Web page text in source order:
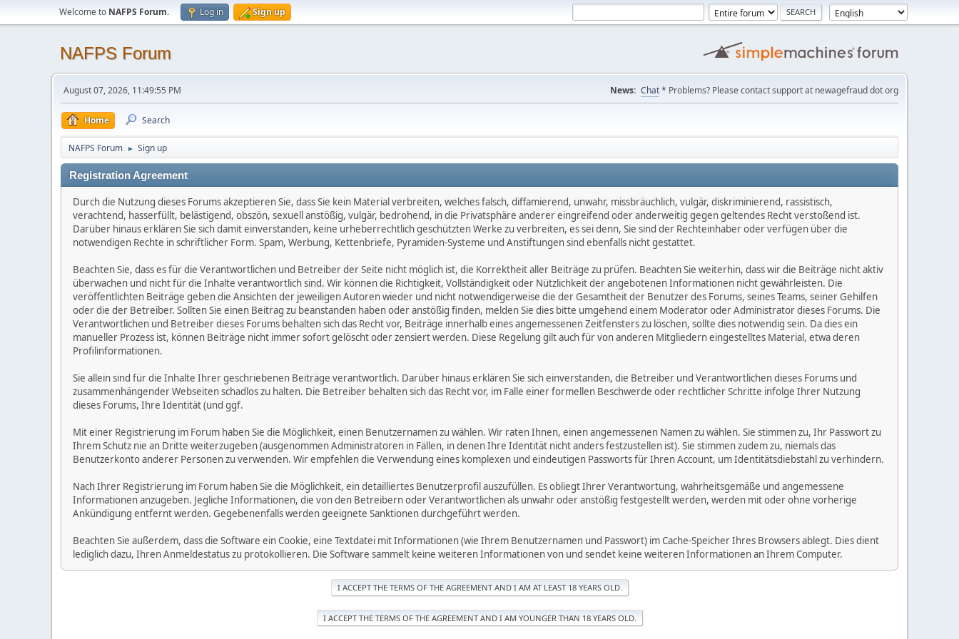
Welcome to NAFPS Forum. Log in Sign up
NAFPS Forum
August 07, 2026, 11:49:55 PM News: Chat* Problems? Please contact support at newagefraud dot org
Home Search
NAFPS Forum ► Sign up
Registration Agreement
Durch die Nutzung dieses Forums akzeptieren Sie, dass Sie kein Material verbreiten, welches falsch, diffamierend, unwahr, missbräuchlich, vulgär, diskriminierend, rassistisch,
verachtend, hasserfüllt, belästigend, obszön, sexuell anstößig, vulgär, bedrohend, in die Privatsphäre anderer eingreifend oder anderweitig gegen geltendes Recht verstoßend ist.
Darüber hinaus erklären Sie sich damit einverstanden, keine urheberrechtlich geschützten Werke zu verbreiten, es sei denn, Sie sind der Rechteinhaber oder verfügen über die
notwendigen Rechte in schriftlicher Form. Spam, Werbung, Kettenbriefe, Pyramiden-Systeme und Anstiftungen sind ebenfalls nicht gestattet.
Beachten Sie, dass es für die Verantwortlichen und Betreiber der Seite nicht möglich ist, die Korrektheit aller Beiträge zu prüfen. Beachten Sie weiterhin, dass wir die Beiträge nicht aktiv
überwachen und nicht für die Inhalte verantwortlich sind. Wir können die Richtigkeit, Vollständigkeit oder Nützlichkeit der angebotenen Informationen nicht gewährleisten. Die
veröffentlichten Beiträge geben die Ansichten der jeweiligen Autoren wieder und nicht notwendigerweise die der Gesamtheit der Benutzer des Forums, seines Teams, seiner Gehilfen
oder die der Betreiber. Sollten Sie einen Beitrag zu beanstanden haben oder anstößig finden, melden Sie dies bitte umgehend einem Moderator oder Administrator dieses Forums. Die
Verantwortlichen und Betreiber dieses Forums behalten sich das Recht vor, Beiträge innerhalb eines angemessenen Zeitfensters zu löschen, sollte dies notwendig sein. Da dies ein
manueller Prozess ist, können Beiträge nicht immer sofort gelöscht oder zensiert werden. Diese Regelung gilt auch für von anderen Mitgliedern eingestelltes Material, etwa deren
Profilinformationen.
Sie allein sind für die Inhalte Ihrer geschriebenen Beiträge verantwortlich. Darüber hinaus erklären Sie sich einverstanden, die Betreiber und Verantwortlichen dieses Forums und
zusammenhängender Webseiten schadlos zu halten. Die Betreiber behalten sich das Recht vor, im Falle einer formellen Beschwerde oder rechtlicher Schritte infolge Ihrer Nutzung
dieses Forums, Ihre Identität (und ggf.
Mit einer Registrierung im Forum haben Sie die Möglichkeit, einen Benutzernamen zu wählen. Wir raten Ihnen, einen angemessenen Namen zu wählen. Sie stimmen zu, Ihr Passwort zu
Ihrem Schutz nie an Dritte weiterzugeben (ausgenommen Administratoren in Fällen, in denen Ihre Identität nicht anders festzustellen ist). Sie stimmen zudem zu, niemals das
Benutzerkonto anderer Personen zu verwenden. Wir empfehlen die Verwendung eines komplexen und eindeutigen Passworts für Ihren Account, um Identitätsdiebstahl zu verhindern.
Nach Ihrer Registrierung im Forum haben Sie die Möglichkeit, ein detailliertes Benutzerprofil auszufüllen. Es obliegt Ihrer Verantwortung, wahrheitsgemäße und angemessene
Informationen anzugeben. Jegliche Informationen, die von den Betreibern oder Verantwortlichen als unwahr oder anstößig festgestellt werden, werden mit oder ohne vorherige
Ankündigung entfernt werden. Gegebenenfalls werden geeignete Sanktionen durchgeführt werden.
Beachten Sie außerdem, dass die Software ein Cookie, eine Textdatei mit Informationen (wie Ihrem Benutzernamen und Passwort) im Cache-Speicher Ihres Browsers ablegt. Dies dient
lediglich dazu, Ihren Anmeldestatus zu protokollieren. Die Software sammelt keine weiteren Informationen von und sendet keine weiteren Informationen an Ihrem Computer.